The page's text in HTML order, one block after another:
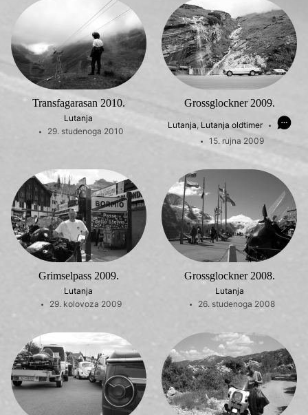
Transfagarasan 2010.
Lutanja
29. studenoga 2010
Grossglockner 2009.
Lutanja, Lutanja oldtimer
15. rujna 2009
Grimselpass 2009.
Lutanja
29. kolovoza 2009
Grossglockner 2008.
Lutanja
26. studenoga 2008